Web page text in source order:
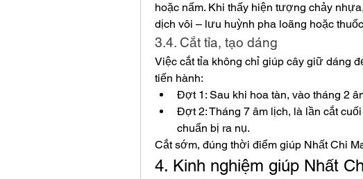
hoặc nấm. Khi thấy hiện tượng chảy
dịch vôi – lưu huỳnh pha loãng hoặc
3.4. Cắt tỉa, tạo dáng
Việc cắt tỉa không chỉ giúp cây giữ dáng
tiến hành:
Đợt 1: Sau khi hoa tàn, vào tháng 2
Đợt 2: Tháng 7 âm lịch, là lần cắt
chuẩn bị ra nụ.
Cắt sớm, đúng thời điểm giúp Nhất Chi
4. Kinh nghiệm giúp Nhất